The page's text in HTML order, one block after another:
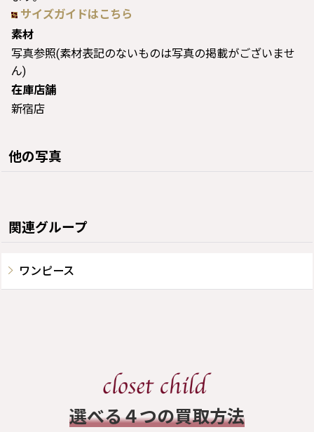
サイズガイドはこちら
素材
写真参照(素材表記のないものは写真の掲載がございませ
ん)
在庫店舗
新宿店
他の写真
関連グループ
ワンピース
​選べる４つの買取方法